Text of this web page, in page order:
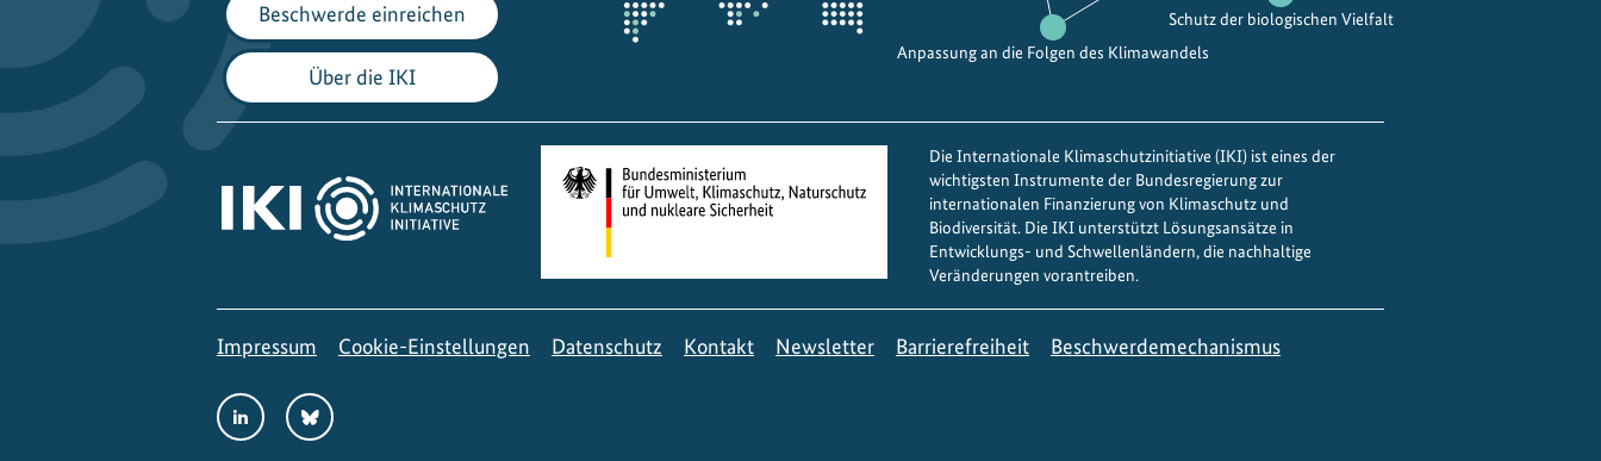
Beschwerde einreichen
Über die IKI
Anpassung an die Folgen des Klimawandels
Schutz der biologischen Vielfalt
Die Internationale Klimaschutzinitiative (IKI) ist eines der
wichtigsten Instrumente der Bundesregierung zur
internationalen Finanzierung von Klimaschutz und
Biodiversität. Die IKI unterstützt Lösungsansätze in
Entwicklungs- und Schwellenländern, die nachhaltige
Veränderungen vorantreiben.
Impressum Cookie-Einstellungen Datenschutz Kontakt Newsletter Barrierefreiheit
Beschwerdemechanismus
Social
Media
LinkedInBluesky